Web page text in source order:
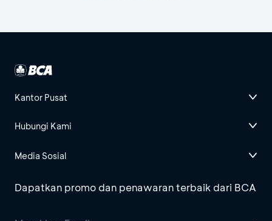
Kantor Pusat
Hubungi Kami
Media Sosial
Dapatkan promo dan penawaran terbaik dari BCA